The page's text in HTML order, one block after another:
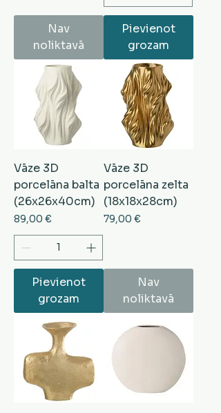
Nav
noliktavā
Pievienot
grozam
Vāze 3D
porcelāna balta
(26x26x40cm)
Cena
89,00 €
Pievienot
grozam
Vāze 3D
porcelāna zelta
(18x18x28cm)
Cena
79,00 €
Nav
noliktavā